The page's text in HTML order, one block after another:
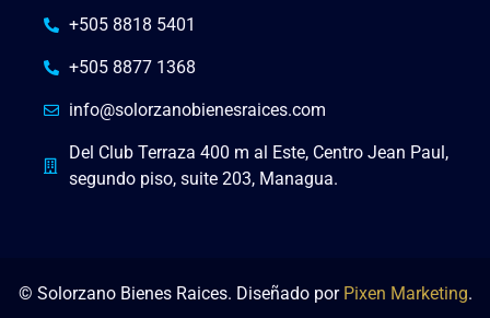
+505 8818 5401
+505 8877 1368
info@solorzanobienesraices.com
Del Club Terraza 400 m al Este, Centro Jean Paul,
segundo piso, suite 203, Managua.
© Solorzano Bienes Raices. Diseñado por Pixen Marketing.